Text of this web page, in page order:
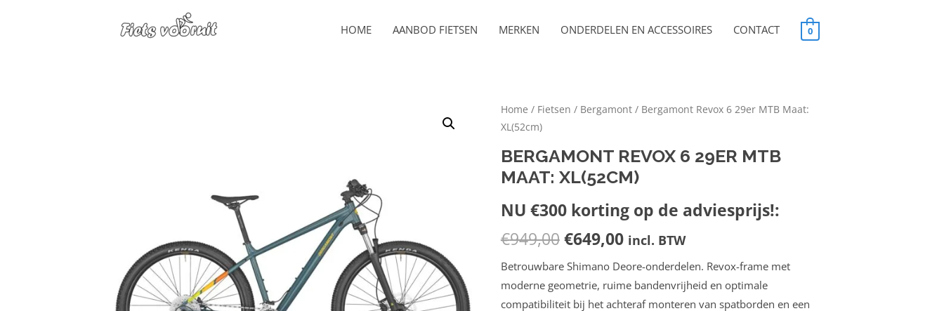
HOME AANBOD FIETSEN MERKEN ONDERDELEN EN ACCESSOIRES CONTACT 0
Home / Fietsen / Bergamont/ Bergamont Revox 6 29er MTB Maat:
XL(52cm)
BERGAMONT REVOX 6 29ER MTB
MAAT: XL(52CM)
NU €300 korting op de adviesprijs!:
€949,00€649,00 incl. BTW
Betrouwbare Shimano Deore-onderdelen. Revox-frame met
moderne geometrie, ruime bandenvrijheid en optimale
compatibiliteit bij het achteraf monteren van spatborden en een